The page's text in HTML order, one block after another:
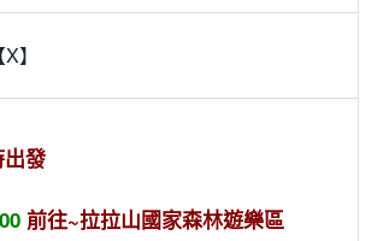
【X】
發
前往~拉拉山國家森林遊樂區